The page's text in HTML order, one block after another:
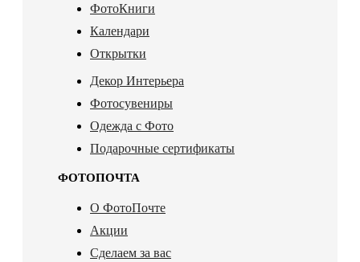
ФотоКниги
Календари
Открытки
Декор Интерьера
Фотосувениры
Одежда с Фото
Подарочные сертификаты
ФОТОПОЧТА
О ФотоПочте
Акции
Сделаем за вас